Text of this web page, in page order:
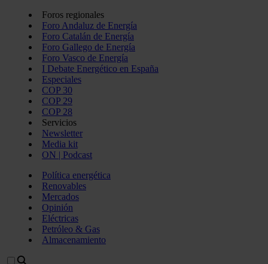
Foros regionales
Foro Andaluz de Energía
Foro Catalán de Energía
Foro Gallego de Energía
Foro Vasco de Energía
I Debate Energético en España
Especiales
COP 30
COP 29
COP 28
Servicios
Newsletter
Media kit
ON | Podcast
Política energética
Renovables
Mercados
Opinión
Eléctricas
Petróleo & Gas
Almacenamiento